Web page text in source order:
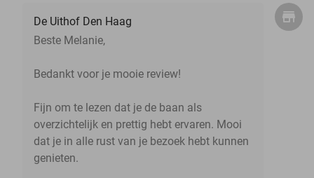
De Uithof Den Haag
Beste Melanie,
Bedankt voor je mooie review!
Fijn om te lezen dat je de baan als
overzichtelijk en prettig hebt ervaren. Mooi
dat je in alle rust van je bezoek hebt kunnen
genieten.